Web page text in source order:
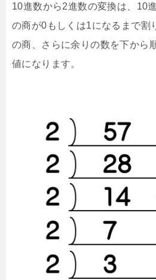
10進数から2進数の変換は、10
の商が0もしくは1になるまで割
の商、さらに余りの数を下から
値になります。